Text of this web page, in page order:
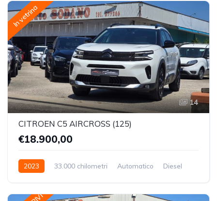
In vetrina
14
CITROEN C5 AIRCROSS (125)
€18.900,00
2023 33.000 chilometri Automatico
Diesel